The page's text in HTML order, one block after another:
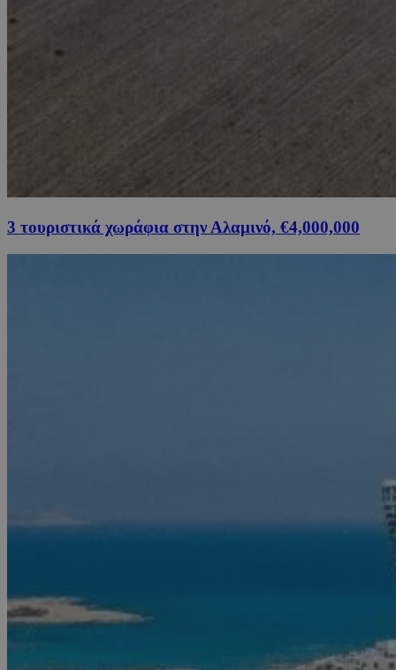
3 τουριστικά χωράφια στην Αλαμινό, €4,000,000